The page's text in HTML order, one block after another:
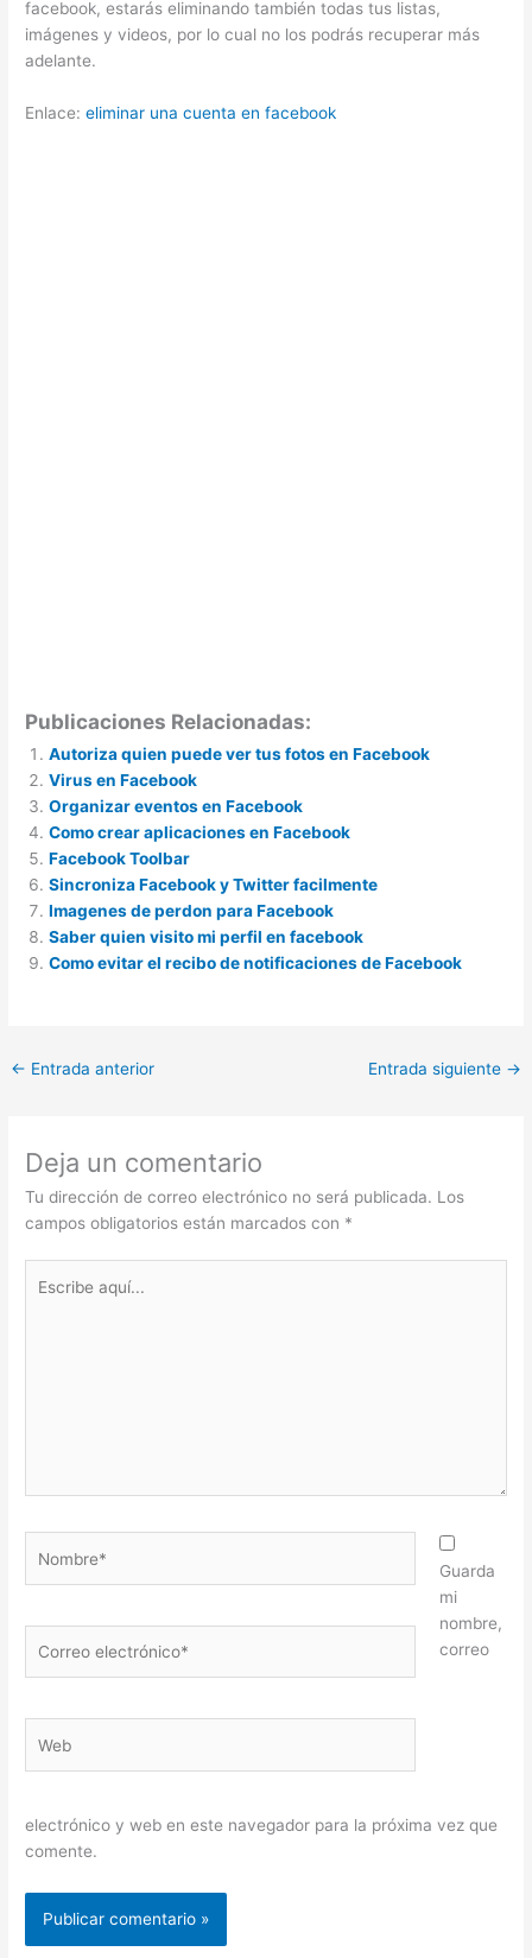
facebook, estarás eliminando también todas tus listas,
imágenes y videos, por lo cual no los podrás recuperar más
adelante.
Enlace:eliminar una cuenta en facebook
Publicaciones Relacionadas:
Autoriza quien puede ver tus fotos en Facebook
Virus en Facebook
Organizar eventos en Facebook
Como crear aplicaciones en Facebook
Facebook Toolbar
Sincroniza Facebook y Twitter facilmente
Imagenes de perdon para Facebook
Saber quien visito mi perfil en facebook
Como evitar el recibo de notificaciones de Facebook
← Entrada anterior Entrada siguiente →
Deja un comentario
Tu dirección de correo electrónico no será publicada. Los
campos obligatorios están marcados con *
aquí...
electrónico*
Guarda
mi
nombre,
correo
electrónico y web en este navegador para la próxima vez que
comente.